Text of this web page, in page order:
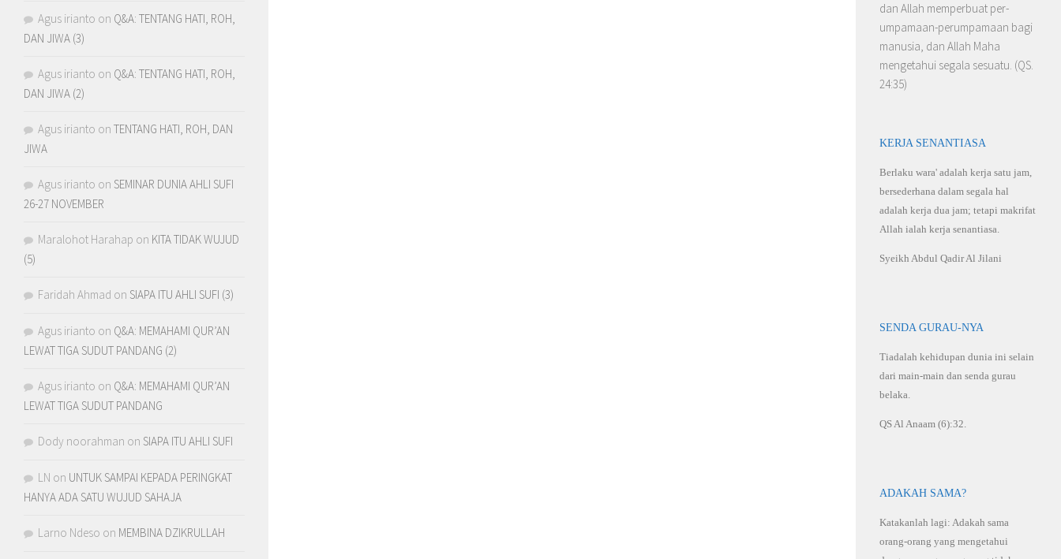
Agus irianto on Q&A: TENTANG HATI, ROH,
DAN JIWA (3)
Agus irianto on Q&A: TENTANG HATI, ROH,
DAN JIWA (2)
Agus irianto on TENTANG HATI, ROH, DAN
JIWA
Agus irianto on SEMINAR DUNIA AHLI SUFI
26-27 NOVEMBER
Maralohot Harahap on KITA TIDAK WUJUD
(5)
Faridah Ahmad on SIAPA ITU AHLI SUFI (3)
Agus irianto on Q&A: MEMAHAMI QUR’AN
LEWAT TIGA SUDUT PANDANG (2)
Agus irianto on Q&A: MEMAHAMI QUR’AN
LEWAT TIGA SUDUT PANDANG
Dody noorahman on SIAPA ITU AHLI SUFI
LN on UNTUK SAMPAI KEPADA PERINGKAT
HANYA ADA SATU WUJUD SAHAJA
Larno Ndeso on MEMBINA DZIKRULLAH
dan Allah memperbuat per­
umpamaan-perumpamaan bagi
manusia, dan Allah Maha
mengetahui segala sesuatu. (QS.
24:35)
KERJA SENANTIASA
Berlaku wara' adalah kerja satu jam,
bersederhana dalam segala hal
adalah kerja dua jam; tetapi makrifat
Allah ialah kerja senantiasa.
Syeikh Abdul Qadir Al Jilani
SENDA GURAU-NYA
Tiadalah kehidupan dunia ini selain
dari main-main dan senda gurau
belaka.
QS Al Anaam (6):32.
ADAKAH SAMA?
Katakanlah lagi: Adakah sama
orang-orang yang mengetahui